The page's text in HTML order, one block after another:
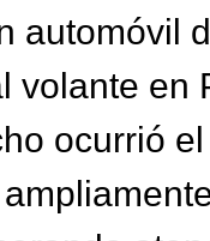
automóvil
volante en
ocurrió